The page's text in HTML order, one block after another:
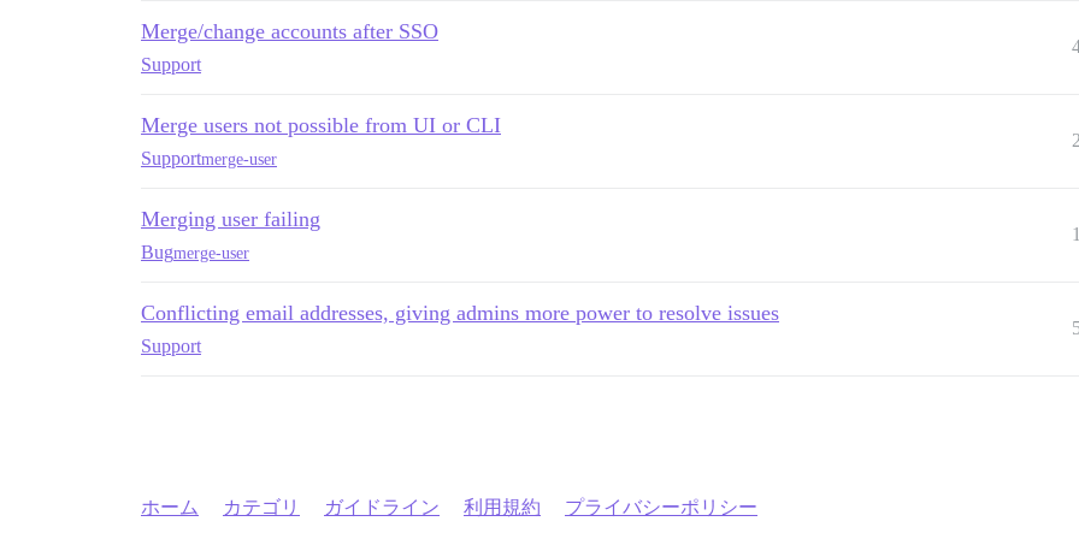
Merge/change accounts after SSO
Support
Merge users not possible from UI or CLI
Supportmerge-user
Merging user failing
Bugmerge-user
Conflicting email addresses, giving admins more power to resolve issues
Support
ホーム カテゴリ ガイドライン 利用規約 プライバシーポリシー